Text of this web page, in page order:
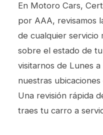
En Motoro Cars,
por AAA, revisamos
de cualquier servicio
sobre el estado de
visitarnos de Lunes
nuestras
Una revisión rápida
traes tu carro a